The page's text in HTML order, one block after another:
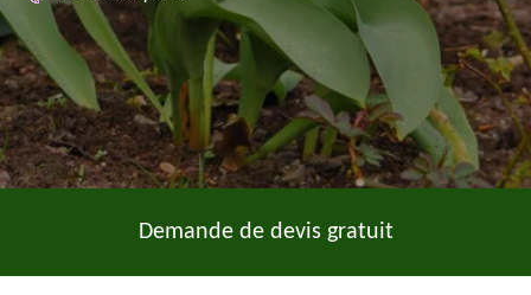
Demande de devis gratuit